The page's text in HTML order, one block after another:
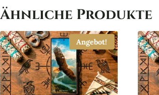
Ähnliche Produkte
Angebot!